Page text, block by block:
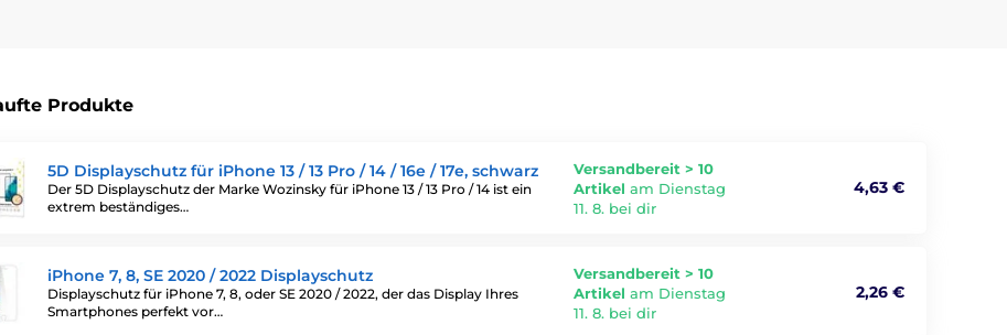
Produkte
5D Displayschutz für iPhone 13 / 13 Pro / 14 / 16e / 17e, schwarz
Der 5D Displayschutz der Marke Wozinsky für iPhone 13 / 13 Pro / 14 ist ein
extrem beständiges…
Versandbereit > 10
Artikel am Dienstag
11. 8. bei dir
4,63 €
iPhone 7, 8, SE 2020 / 2022 Displayschutz
Displayschutz für iPhone 7, 8, oder SE 2020 / 2022, der das Display Ihres
Smartphones perfekt vor…
Versandbereit > 10
Artikel am Dienstag
11. 8. bei dir
2,26 €